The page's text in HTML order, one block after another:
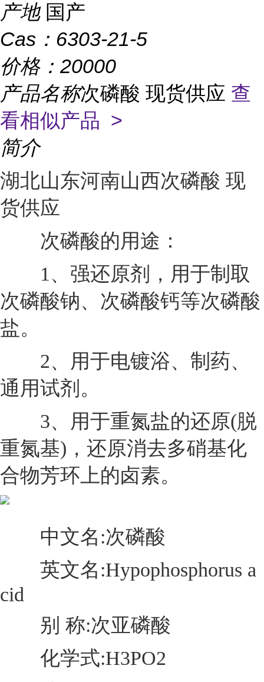
产地 国产
Cas： 6303-21-5
价格： 20000
产品名称次磷酸 现货供应 查
看相似产品 >
简介
湖北山东河南山西次磷酸 现
货供应
次磷酸的用途：
1、强还原剂，用于制取
次磷酸钠、次磷酸钙等次磷酸
盐。
2、用于电镀浴、制药、
通用试剂。
3、用于重氮盐的还原(脱
重氮基)，还原消去多硝基化
合物芳环上的卤素。
中文名:次磷酸
英文名:Hypophosphorus a
cid
别 称:次亚磷酸
化学式:H3PO2